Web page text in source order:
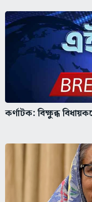
কর্ণাটক: বিক্ষুব্ধ